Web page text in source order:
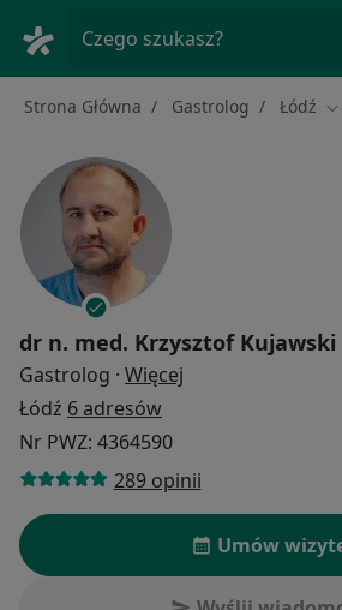
Czego szukasz?
Strona Główna Gastrolog Łódź
dr n. med. Krzysztof Kujawski
Gastrolog · Więcej
Łódź 6 adresów
Nr PWZ: 4364590
289 opinii
Umów